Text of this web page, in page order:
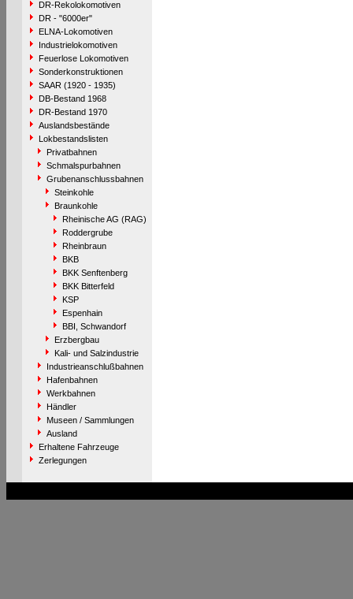
DR-Rekolokomotiven
DR - "6000er"
ELNA-Lokomotiven
Industrielokomotiven
Feuerlose Lokomotiven
Sonderkonstruktionen
SAAR (1920 - 1935)
DB-Bestand 1968
DR-Bestand 1970
Auslandsbestände
Lokbestandslisten
Privatbahnen
Schmalspurbahnen
Grubenanschlussbahnen
Steinkohle
Braunkohle
Rheinische AG (RAG)
Roddergrube
Rheinbraun
BKB
BKK Senftenberg
BKK Bitterfeld
KSP
Espenhain
BBI, Schwandorf
Erzbergbau
Kali- und Salzindustrie
Industrieanschlußbahnen
Hafenbahnen
Werkbahnen
Händler
Museen / Sammlungen
Ausland
Erhaltene Fahrzeuge
Zerlegungen